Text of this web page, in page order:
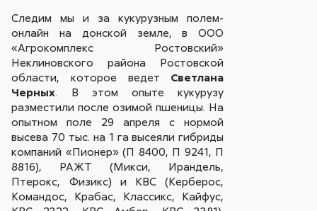
Следим мы и за кукурузным полем-
онлайн на донской земле, в ООО
«Агрокомплекс Ростовский»
Неклиновского района Ростовской
области, которое ведет Светлана
Черных. В этом опыте кукурузу
разместили после озимой пшеницы. На
опытном поле 29 апреля с нормой
высева 70 тыс. на 1 га высеяли гибриды
компаний «Пионер» (П 8400, П 9241, П
8816), РАЖТ (Микси, Ирандель,
Птерокс, Физикс) и КВС (Керберос,
Командос, Крабас, Классикс, Кайфус,